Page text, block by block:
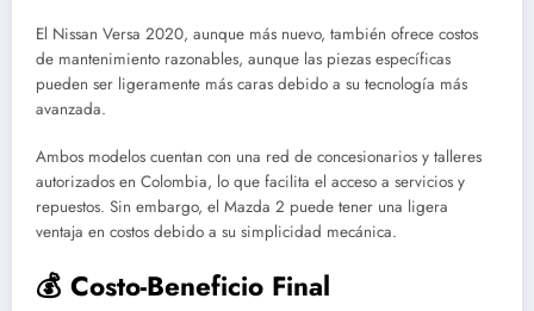
El Nissan Versa 2020, aunque más nuevo, también ofrece costos
de mantenimiento razonables, aunque las piezas específicas
pueden ser ligeramente más caras debido a su tecnología más
avanzada.
Ambos modelos cuentan con una red de concesionarios y talleres
autorizados en Colombia, lo que facilita el acceso a servicios y
repuestos. Sin embargo, el Mazda 2 puede tener una ligera
ventaja en costos debido a su simplicidad mecánica.
💰 Costo-Beneficio Final